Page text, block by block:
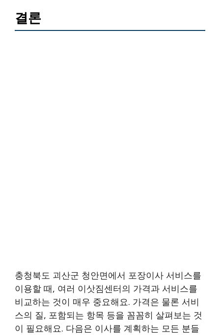
결론
충청북도 괴산군 청안면에서 포장이사 서비스를
이용할 때, 여러 이삿짐센터의 가격과 서비스를
비교하는 것이 매우 중요해요. 가격은 물론 서비
스의 질, 포함되는 항목 등을 꼼꼼히 살펴보는 것
이 필요해요. 다음은 이사를 계획하는 모든 분들